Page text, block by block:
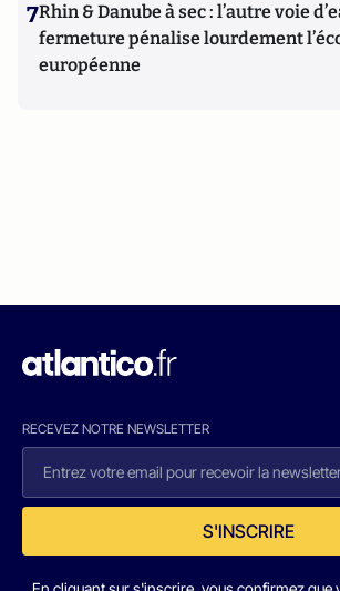
7Rhin & Danube à sec : l’autre voie
fermeture pénalise lourdement
européenne
RECEVEZ NOTRE NEWSLETTER
S'INSCRIRE